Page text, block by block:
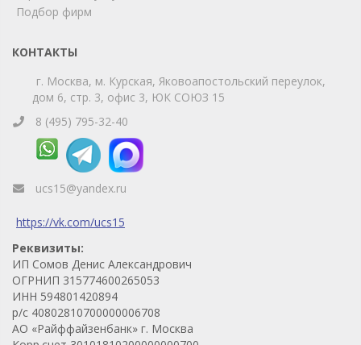
Подбор фирм
КОНТАКТЫ
г. Москва, м. Курская, Яковоапостольский переулок,
дом 6, стр. 3, офис 3, ЮК СОЮЗ 15
8 (495) 795-32-40
ucs15@yandex.ru
https://vk.com/ucs15
Реквизиты:
ИП Сомов Денис Александрович
ОГРНИП 315774600265053
ИНН 594801420894
р/с 40802810700000006708
АО «Райффайзенбанк» г. Москва
Telegram
Телефон